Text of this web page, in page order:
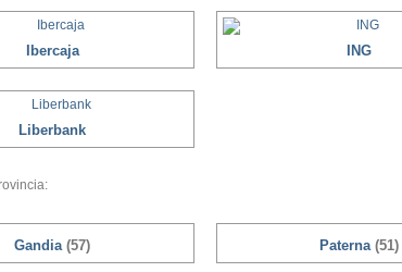
Ibercaja ING
Liberbank
Gandia (57) Paterna (51)